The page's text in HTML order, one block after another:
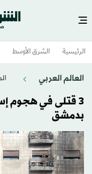
الرئيسية الشرق الأوسط​
العالم العربي
3 قتلى في هجوم
بدمشق